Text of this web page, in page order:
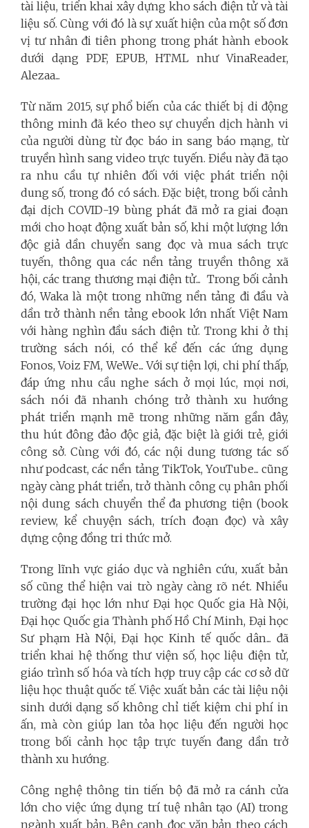
tài liệu, triển khai xây dựng kho sách điện tử và tài
liệu số. Cùng với đó là sự xuất hiện của một số đơn
vị tư nhân đi tiên phong trong phát hành ebook
dưới dạng PDF, EPUB, HTML như VinaReader,
Alezaa...
Từ năm 2015, sự phổ biến của các thiết bị di động
thông minh đã kéo theo sự chuyển dịch hành vi
của người dùng từ đọc báo in sang báo mạng, từ
truyền hình sang video trực tuyến. Điều này đã tạo
ra nhu cầu tự nhiên đối với việc phát triển nội
dung số, trong đó có sách. Đặc biệt, trong bối cảnh
đại dịch COVID-19 bùng phát đã mở ra giai đoạn
mới cho hoạt động xuất bản số, khi một lượng lớn
độc giả dần chuyển sang đọc và mua sách trực
tuyến, thông qua các nền tảng truyền thông xã
hội, các trang thương mại điện tử... Trong bối cảnh
đó, Waka là một trong những nền tảng đi đầu và
dần trở thành nền tảng ebook lớn nhất Việt Nam
với hàng nghìn đầu sách điện tử. Trong khi ở thị
trường sách nói, có thể kể đến các ứng dụng
Fonos, Voiz FM, WeWe... Với sự tiện lợi, chi phí thấp,
đáp ứng nhu cầu nghe sách ở mọi lúc, mọi nơi,
sách nói đã nhanh chóng trở thành xu hướng
phát triển mạnh mẽ trong những năm gần đây,
thu hút đông đảo độc giả, đặc biệt là giới trẻ, giới
công sở. Cùng với đó, các nội dung tương tác số
như podcast, các nền tảng TikTok, YouTube... cũng
ngày càng phát triển, trở thành công cụ phân phối
nội dung sách chuyển thể đa phương tiện (book
review, kể chuyện sách, trích đoạn đọc) và xây
dựng cộng đồng tri thức mở.
Trong lĩnh vực giáo dục và nghiên cứu, xuất bản
số cũng thể hiện vai trò ngày càng rõ nét. Nhiều
trường đại học lớn như Đại học Quốc gia Hà Nội,
Đại học Quốc gia Thành phố Hồ Chí Minh, Đại học
Sư phạm Hà Nội, Đại học Kinh tế quốc dân... đã
triển khai hệ thống thư viện số, học liệu điện tử,
giáo trình số hóa và tích hợp truy cập các cơ sở dữ
liệu học thuật quốc tế. Việc xuất bản các tài liệu nội
sinh dưới dạng số không chỉ tiết kiệm chi phí in
ấn, mà còn giúp lan tỏa học liệu đến người học
trong bối cảnh học tập trực tuyến đang dần trở
thành xu hướng.
Công nghệ thông tin tiến bộ đã mở ra cánh cửa
lớn cho việc ứng dụng trí tuệ nhân tạo (AI) trong
ngành xuất bản. Bên cạnh đọc văn bản theo cách